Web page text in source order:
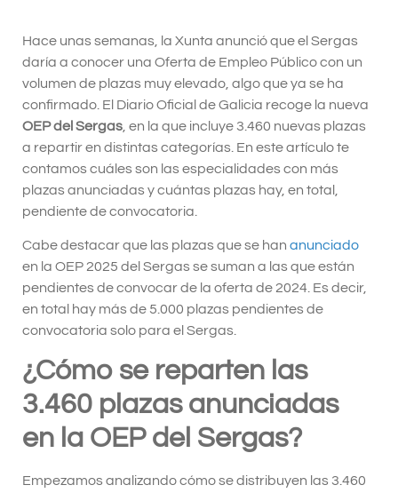
Hace unas semanas, la Xunta anunció que el Sergas
daría a conocer una Oferta de Empleo Público con un
volumen de plazas muy elevado, algo que ya se ha
confirmado. El Diario Oficial de Galicia recoge la nueva
OEP del Sergas , en la que incluye 3.460 nuevas plazas
a repartir en distintas categorías. En este artículo te
contamos cuáles son las especialidades con más
plazas anunciadas y cuántas plazas hay, en total,
pendiente de convocatoria.
Cabe destacar que las plazas que se han anunciado
en la OEP 2025 del Sergas se suman a las que están
pendientes de convocar de la oferta de 2024. Es decir,
en total hay más de 5.000 plazas pendientes de
convocatoria solo para el Sergas.
¿Cómo se reparten las
3.460 plazas anunciadas
en la OEP del Sergas?
Empezamos analizando cómo se distribuyen las 3.460